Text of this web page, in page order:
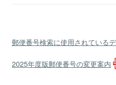
郵便番号検索に使用されている
2025年度版郵便番号の変更案内